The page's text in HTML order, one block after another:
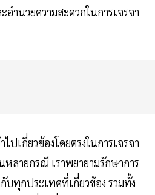
อำนวยความสะดวกในการเจรจา
ปเกี่ยวข้องโดยตรงในการเจรจา
ลายกรณี เราพยายามรักษาการ
บทุกประเทศที่เกี่ยวข้อง รวมทั้ง